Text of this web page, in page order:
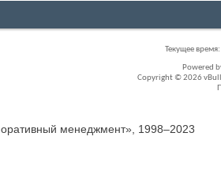
Текущее время:
Powered
Copyright © 2026
менеджмент», 1998–2023